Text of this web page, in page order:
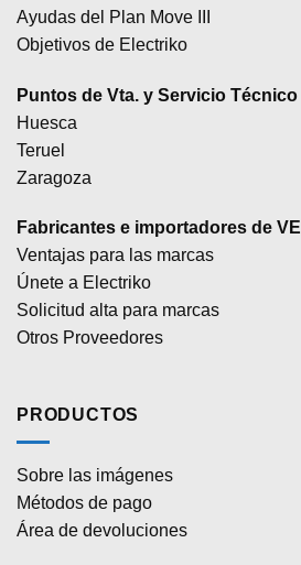
Ayudas del Plan Move III
Objetivos de Electriko
Puntos de Vta. y Servicio Técnico
Huesca
Teruel
Zaragoza
Fabricantes e importadores de VE
Ventajas para las marcas
Únete a Electriko
Solicitud alta para marcas
Otros Proveedores
PRODUCTOS
Sobre las imágenes
Métodos de pago
Área de devoluciones